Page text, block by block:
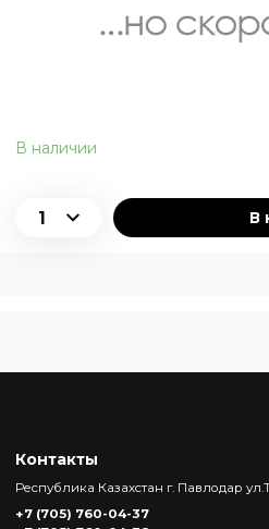
В наличии
В
Контакты
Республика Казахстан г. Павлодар
+7 (705) 760-04-37